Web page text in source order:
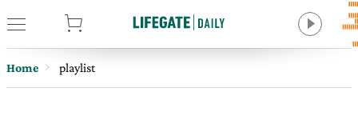
Home playlist